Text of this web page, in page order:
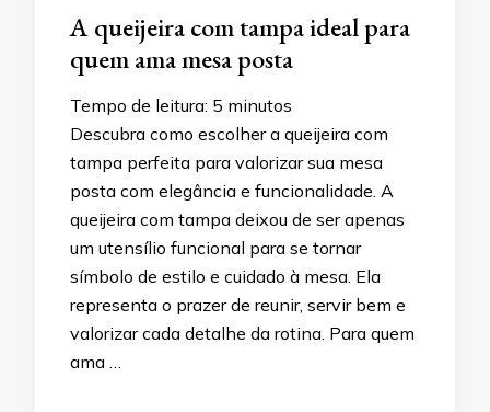
A queijeira com tampa ideal para
quem ama mesa posta
Tempo de leitura: 5 minutos
Descubra como escolher a queijeira com
tampa perfeita para valorizar sua mesa
posta com elegância e funcionalidade. A
queijeira com tampa deixou de ser apenas
um utensílio funcional para se tornar
símbolo de estilo e cuidado à mesa. Ela
representa o prazer de reunir, servir bem e
valorizar cada detalhe da rotina. Para quem
ama …